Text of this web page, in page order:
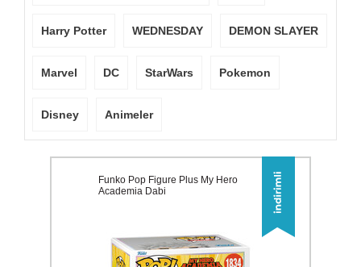
Harry Potter WEDNESDAY DEMON SLAYER
Marvel DC StarWars Pokemon
Disney Animeler
Funko Pop Figure Plus My Hero
Academia Dabi